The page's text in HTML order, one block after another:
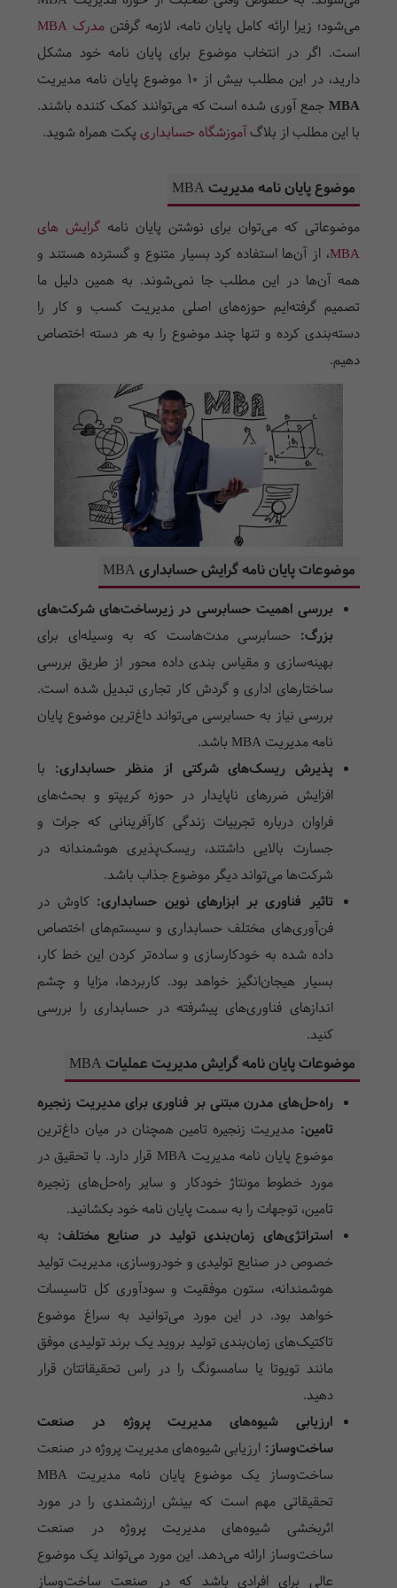
می‌شود؛ زیرا ارائه کامل پایان نامه، لازمه گرفتن مدرک MBA
است. اگر در انتخاب موضوع برای پایان نامه خود مشکل
دارید، در این مطلب بیش از 10 موضوع پایان نامه مدیریت
MBA جمع آوری شده است که می‌توانند کمک کننده باشند.
با این مطلب از بلاگآموزشگاه حسابداری پکت همراه شوید.
موضوع پایان نامه مدیریت MBA
موضوعاتی که می‌توان برای نوشتن پایان نامه گرایش های
MBA، از آن‌ها استفاده کرد بسیار متنوع و گسترده هستند و
همه آن‌ها در این مطلب جا نمی‌شوند. به همین دلیل ما
تصمیم گرفته‌ایم حوزه‌های اصلی مدیریت کسب و کار را
دسته‌بندی کرده و تنها چند موضوع را به هر دسته اختصاص
دهیم.
موضوعات پایان نامه گرایش حسابداری MBA
بررسی اهمیت حسابرسی در زیرساخت‌های شرکت‌های
بزرگ: حسابرسی مدت‌هاست که به وسیله‌ای برای
بهینه‌سازی و مقیاس بندی داده محور از طریق بررسی
ساختارهای اداری و گردش کار تجاری تبدیل شده است.
بررسی نیاز به حسابرسی می‌تواند داغ‌ترین موضوع پایان
نامه مدیریت MBA باشد.
پذیرش ریسک‌های شرکتی از منظر حسابداری: با
افزایش ضررهای ناپایدار در حوزه کریپتو و بحث‌های
فراوان درباره تجربیات زندگی کارآفرینانی که جرات و
جسارت بالایی داشتند، ریسک‌پذیری هوشمندانه در
شرکت‌ها می‌تواند دیگر موضوع جذاب باشد.
تاثیر فناوری بر ابزارهای نوین حسابداری: کاوش در
فن‌آوری‌های مختلف حسابداری و سیستم‌های اختصاص
داده شده به خودکارسازی و ساده‌تر کردن این خط کار،
بسیار هیجان‌انگیز خواهد بود. کاربردها، مزایا و چشم
اندازهای فناوری‌های پیشرفته در حسابداری را بررسی
کنید.
موضوعات پایان نامه گرایش مدیریت عملیات MBA
راه‌حل‌های مدرن مبتنی بر فناوری برای مدیریت زنجیره
تامین: مدیریت زنجیره تامین همچنان در میان داغ‌ترین
موضوع پایان نامه مدیریت MBA قرار دارد. با تحقیق در
مورد خطوط مونتاژ خودکار و سایر راه‌حل‌های زنجیره
تامین، توجهات را به سمت پایان نامه خود بکشانید.
استراتژی‌های زمان‌بندی تولید در صنایع مختلف: به
خصوص در صنایع تولیدی و خودروسازی، مدیریت تولید
هوشمندانه، ستون موفقیت و سودآوری کل تاسیسات
خواهد بود. در این مورد می‌توانید به سراغ موضوع
تاکتیک‌های زمان‌بندی تولید بروید یک برند تولیدی موفق
مانند تویوتا یا سامسونگ را در راس تحقیقاتتان قرار
دهید.
ارزیابی شیوه‌های مدیریت پروژه در صنعت
ساخت‌وساز: ارزیابی شیوه‌های مدیریت پروژه در صنعت
ساخت‌وساز یک موضوع پایان نامه مدیریت MBA
تحقیقاتی مهم است که بینش ارزشمندی را در مورد
اثربخشی شیوه‌های مدیریت پروژه در صنعت
ساخت‌وساز ارائه می‌دهد. این مورد می‌تواند یک موضوع
عالی برای افرادی باشد که در صنعت ساخت‌وساز